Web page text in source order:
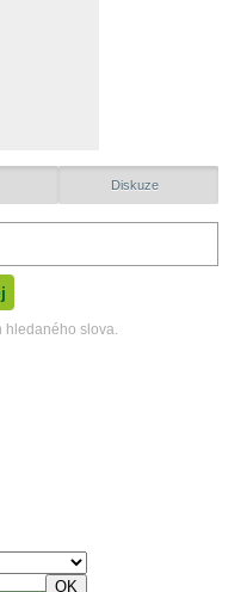
Diskuze
slova.